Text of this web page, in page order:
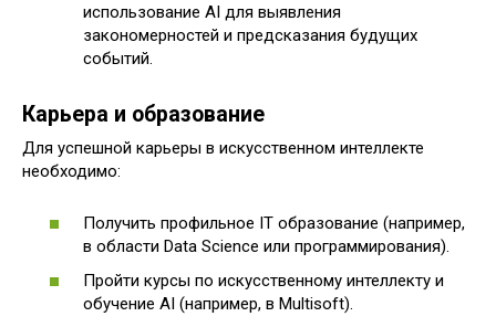
использование AI для выявления
закономерностей и предсказания будущих
событий.
Карьера и образование
Для успешной карьеры в искусственном интеллекте
необходимо:
Получить профильное IT образование (например,
в области Data Science или программирования).
Пройти курсы по искусственному интеллекту и
обучение AI (например, в Multisoft).